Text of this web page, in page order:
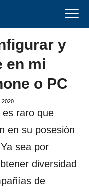
y
en mi
o PC
2020
es raro que
en su posesión
sea por
diversidad
de